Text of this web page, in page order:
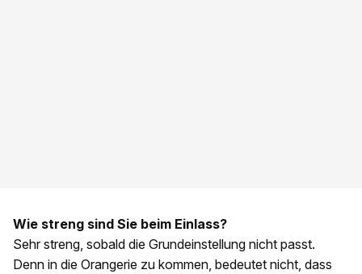
Wie streng sind Sie beim Einlass?
Sehr streng, sobald die Grundeinstellung nicht passt.
Denn in die Orangerie zu kommen, bedeutet nicht, dass